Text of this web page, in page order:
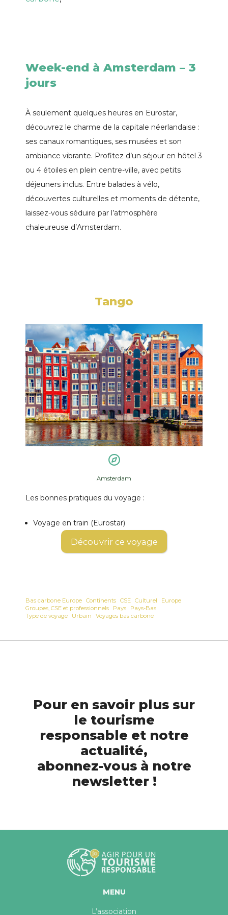
Week-end à Amsterdam – 3
jours
À seulement quelques heures en Eurostar,
découvrez le charme de la capitale néerlandaise :
ses canaux romantiques, ses musées et son
ambiance vibrante. Profitez d’un séjour en hôtel 3
ou 4 étoiles en plein centre-ville, avec petits
déjeuners inclus. Entre balades à vélo,
découvertes culturelles et moments de détente,
laissez-vous séduire par l’atmosphère
chaleureuse d’Amsterdam.
Tango
Amsterdam
Les bonnes pratiques du voyage :
Voyage en train (Eurostar)
Découvrir ce voyage
Bas carbone Europe Continents CSE Culturel
Europe
Groupes, CSE et professionnels
Pays
Pays-Bas
Type de voyage
Urbain Voyages bas carbone
Pour en savoir plus sur
le tourisme
responsable et notre
actualité,
abonnez-vous à notre
newsletter !
MENU
L’association